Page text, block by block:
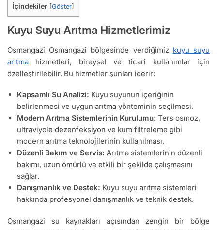
İçindekiler Göster
Kuyu Suyu Arıtma Hizmetlerimiz
Osmangazi Osmangazi bölgesinde verdiğimiz kuyu suyu
arıtma hizmetleri, bireysel ve ticari kullanımlar için
özelleştirilebilir. Bu hizmetler şunları içerir:
Kapsamlı Su Analizi: Kuyu suyunun içeriğinin
belirlenmesi ve uygun arıtma yönteminin seçilmesi.
Modern Arıtma Sistemlerinin Kurulumu: Ters osmoz,
ultraviyole dezenfeksiyon ve kum filtreleme gibi
modern arıtma teknolojilerinin kullanılması.
Düzenli Bakım ve Servis: Arıtma sistemlerinin düzenli
bakımı, uzun ömürlü ve etkili bir şekilde çalışmasını
sağlar.
Danışmanlık ve Destek: Kuyu suyu arıtma sistemleri
hakkında profesyonel danışmanlık ve teknik destek.
Osmangazi su kaynakları açısından zengin bir bölge